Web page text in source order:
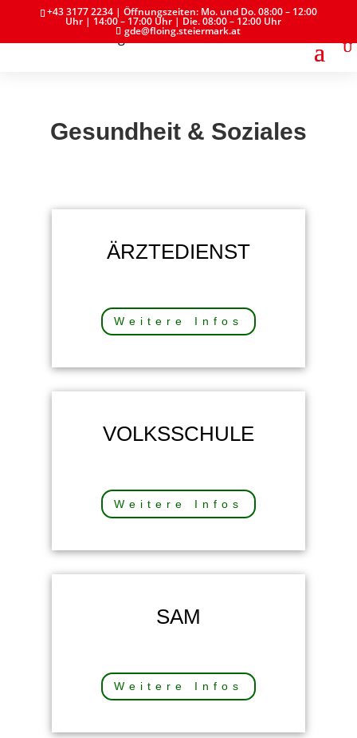
+43 3177 2234 | Öffnungszeiten: Mo. und Do. 08:00 – 12:00
Uhr | 14:00 – 17:00 Uhr | Die. 08:00 – 12:00 Uhr
gde@floing.steiermark.at
Gesundheit & Soziales
ÄRZTEDIENST
Weitere Infos
VOLKSSCHULE
Weitere Infos
SAM
Weitere Infos